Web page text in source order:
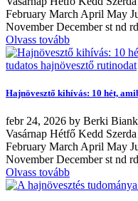
February March April May
November December st nd
Olvass tovább
Hajnövesztő kihívás: 10 hét,
febr 24, 2026 by Berki
Vasárnap Hétfő Kedd
February March April May
November December st nd
Olvass tovább